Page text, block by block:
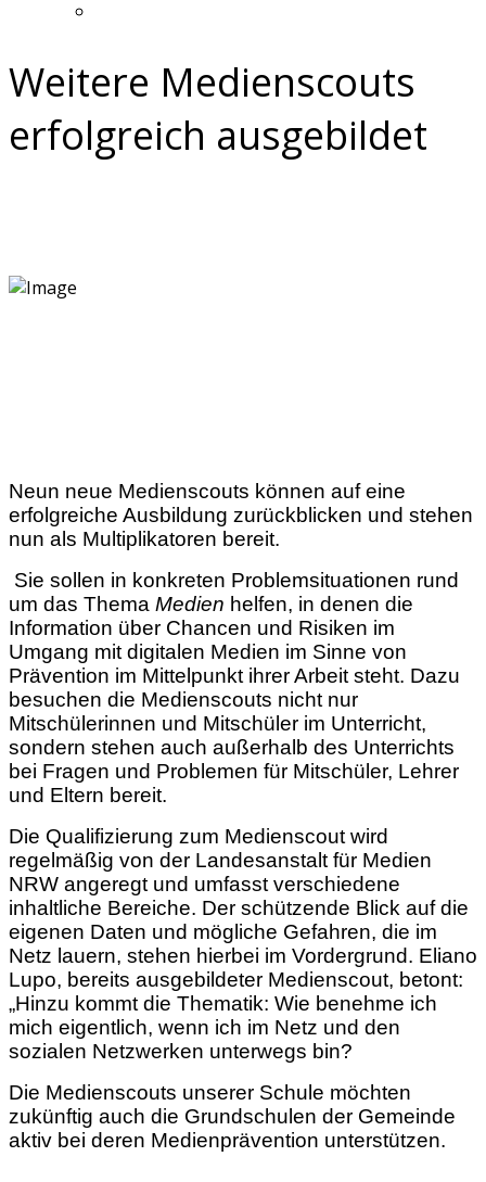
Weitere Medienscouts
erfolgreich ausgebildet
Neun neue Medienscouts können auf eine
erfolgreiche Ausbildung zurückblicken und stehen
nun als Multiplikatoren bereit.
Sie sollen in konkreten Problemsituationen rund
um das Thema Medien helfen, in denen die
Information über Chancen und Risiken im
Umgang mit digitalen Medien im Sinne von
Prävention im Mittelpunkt ihrer Arbeit steht. Dazu
besuchen die Medienscouts nicht nur
Mitschülerinnen und Mitschüler im Unterricht,
sondern stehen auch außerhalb des Unterrichts
bei Fragen und Problemen für Mitschüler, Lehrer
und Eltern bereit.
Die Qualifizierung zum Medienscout wird
regelmäßig von der Landesanstalt für Medien
NRW angeregt und umfasst verschiedene
inhaltliche Bereiche. Der schützende Blick auf die
eigenen Daten und mögliche Gefahren, die im
Netz lauern, stehen hierbei im Vordergrund. Eliano
Lupo, bereits ausgebildeter Medienscout, betont:
„Hinzu kommt die Thematik: Wie benehme ich
mich eigentlich, wenn ich im Netz und den
sozialen Netzwerken unterwegs bin?
Die Medienscouts unserer Schule möchten
zukünftig auch die Grundschulen der Gemeinde
aktiv bei deren Medienprävention unterstützen.